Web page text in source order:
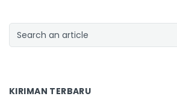
KIRIMAN TERBARU